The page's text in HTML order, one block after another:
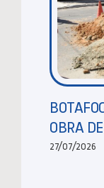
OBRA
27/07/2026